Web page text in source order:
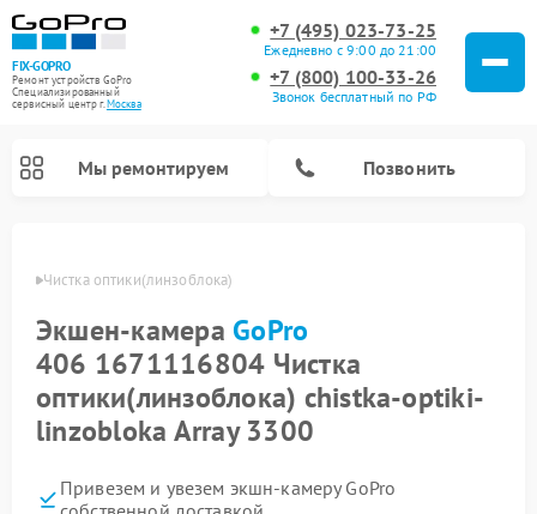
FIX-GOPRO
Ремонт устройств GoPro
Специализированный
cервисный центр г.Москва
+7 (495) 023-73-25
Ежедневно с 9:00 до 21:00
+7 (800) 100-33-26
Звонок бесплатный по РФ
Мы ремонтируем Позвонить
Чистка оптики(линзоблока)
Экшен-камера GoPro
406 1671116804 Чистка
оптики(линзоблока) chistka-optiki-
linzobloka Array 3300
Привезем и увезем экшн-камеру GoPro